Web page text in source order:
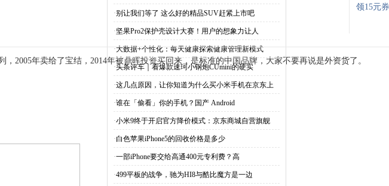
领15元券
2005年卖给了宝结，2014年被鼎晖投资买回来，是标准的中国品牌，大家不要再说是外资货了。
·别让我们等了 这么好的精品SUV赶紧上市吧
·坚果Pro2保护壳设计大赛！用户的想象力让人
·大数据+个性化：每天健康探索健康管理新模式
·头条评车｜看爆款速珂小钢炮CUmini的硬实
·这几点原因，让你知道为什么买小米手机在京东上
·谁在「偷看」你的手机？国产 Android
·小米9终于开启官方降价模式：京东商城自营旗舰
·白色苹果iPhone5的回收价格是多少
·一部iPhone要交给高通400元专利费？高
·499平板的战争，驰为HI8与酷比魔方是一边